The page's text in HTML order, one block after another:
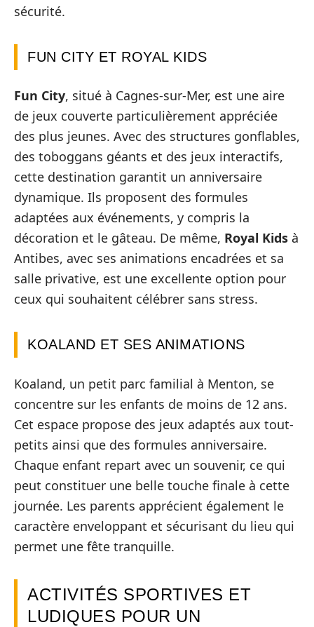
sécurité.
FUN CITY ET ROYAL KIDS
Fun City, situé à Cagnes-sur-Mer, est une aire
de jeux couverte particulièrement appréciée
des plus jeunes. Avec des structures gonflables,
des toboggans géants et des jeux interactifs,
cette destination garantit un anniversaire
dynamique. Ils proposent des formules
adaptées aux événements, y compris la
décoration et le gâteau. De même, Royal Kids à
Antibes, avec ses animations encadrées et sa
salle privative, est une excellente option pour
ceux qui souhaitent célébrer sans stress.
KOALAND ET SES ANIMATIONS
Koaland, un petit parc familial à Menton, se
concentre sur les enfants de moins de 12 ans.
Cet espace propose des jeux adaptés aux tout-
petits ainsi que des formules anniversaire.
Chaque enfant repart avec un souvenir, ce qui
peut constituer une belle touche finale à cette
journée. Les parents apprécient également le
caractère enveloppant et sécurisant du lieu qui
permet une fête tranquille.
ACTIVITÉS SPORTIVES ET
LUDIQUES POUR UN